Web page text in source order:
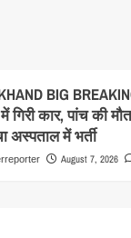
BIG
गिरी कार, पांच की
अस्पताल में भर्ती
August 7, 2026